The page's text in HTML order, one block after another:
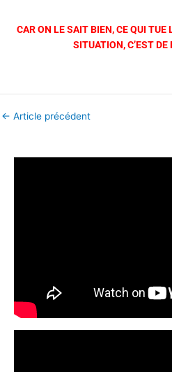
CAR ON LE SAIT BIEN, CE QUI TUE
SITUATION,C’EST DE
← Article précédent